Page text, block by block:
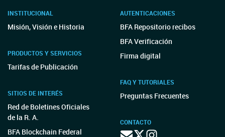
INSTITUCIONAL
Misión, Visión e Historia
PRODUCTOS Y SERVICIOS
Tarifas de Publicación
SITIOS DE INTERÉS
Red de Boletines Oficiales
de la R. A.
BFA Blockchain Federal
AUTENTICACIONES
BFA Repositorio recibos
BFA Verificación
Firma digital
FAQ Y TUTORIALES
Preguntas Frecuentes
CONTACTO